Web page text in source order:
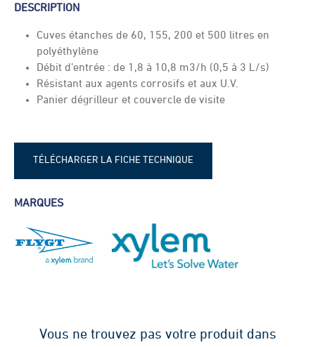
DESCRIPTION
Cuves étanches de 60, 155, 200 et 500 litres en
polyéthylène
Débit d’entrée : de 1,8 à 10,8 m3/h (0,5 à 3 L/s)
Résistant aux agents corrosifs et aux U.V.
Panier dégrilleur et couvercle de visite
TÉLÉCHARGER LA FICHE TECHNIQUE
MARQUES
Vous ne trouvez pas votre produit dans